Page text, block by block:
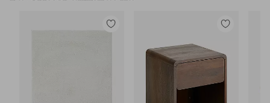
Legg
Legg
favoritter